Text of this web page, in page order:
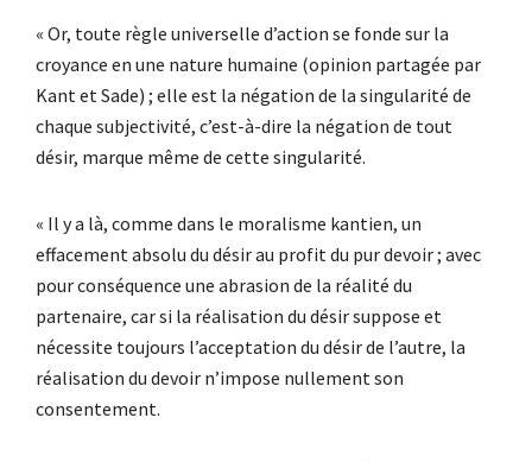
« Or, toute règle universelle d’action se fonde sur la
croyance en une nature humaine (opinion partagée par
Kant et Sade) ; elle est la négation de la singularité de
chaque subjectivité, c’est-à-dire la négation de tout
désir, marque même de cette singularité.
« Il y a là, comme dans le moralisme kantien, un
effacement absolu du désir au profit du pur devoir ; avec
pour conséquence une abrasion de la réalité du
partenaire, car si la réalisation du désir suppose et
nécessite toujours l’acceptation du désir de l’autre, la
réalisation du devoir n’impose nullement son
consentement.